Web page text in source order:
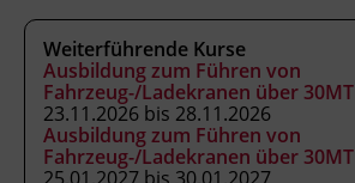
Kursformat
Präsenzunterricht
Leitung
Weiterführende Kurse
Ausbildung zum Führen von
Fahrzeug-/Ladekranen über 30MT
23.11.2026 bis 28.11.2026
Ausbildung zum Führen von
Fahrzeug-/Ladekranen über 30MT